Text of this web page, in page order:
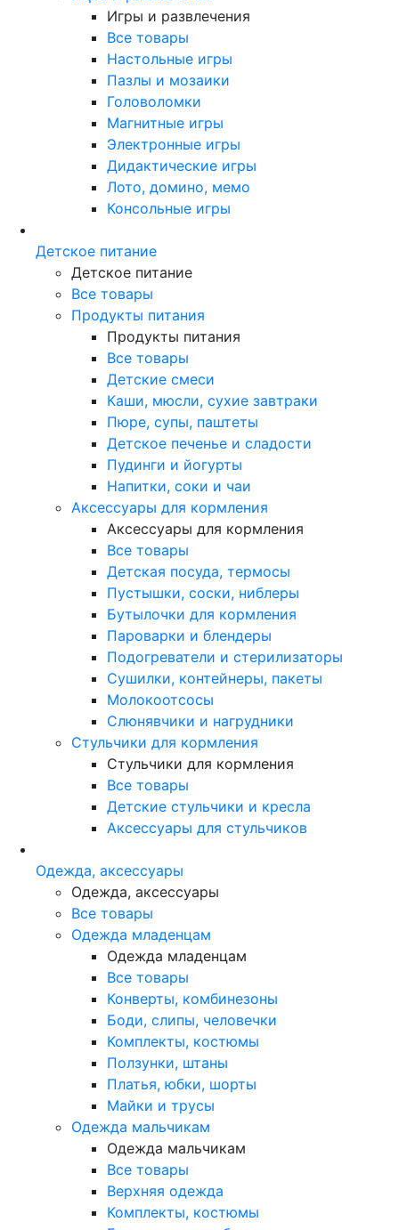
Игры и развлечения
Все товары
Настольные игры
Пазлы и мозаики
Головоломки
Магнитные игры
Электронные игры
Дидактические игры
Лото, домино, мемо
Консольные игры
Детское питание
Детское питание
Все товары
Продукты питания
Продукты питания
Все товары
Детские смеси
Каши, мюсли, сухие завтраки
Пюре, супы, паштеты
Детское печенье и сладости
Пудинги и йогурты
Напитки, соки и чаи
Аксессуары для кормления
Аксессуары для кормления
Все товары
Детская посуда, термосы
Пустышки, соски, ниблеры
Бутылочки для кормления
Пароварки и блендеры
Подогреватели и стерилизаторы
Сушилки, контейнеры, пакеты
Молокоотсосы
Слюнявчики и нагрудники
Стульчики для кормления
Стульчики для кормления
Все товары
Детские стульчики и кресла
Аксессуары для стульчиков
Одежда, аксессуары
Одежда, аксессуары
Все товары
Одежда младенцам
Одежда младенцам
Все товары
Конверты, комбинезоны
Боди, слипы, человечки
Комплекты, костюмы
Ползунки, штаны
Платья, юбки, шорты
Майки и трусы
Одежда мальчикам
Одежда мальчикам
Все товары
Верхняя одежда
Комплекты, костюмы